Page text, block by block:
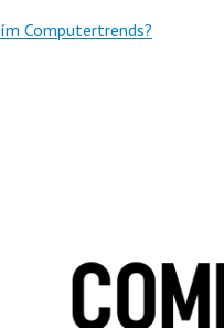
Computertrends?